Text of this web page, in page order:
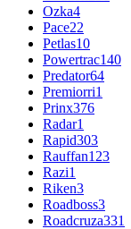
Ozka4
Pace22
Petlas10
Powertrac140
Predator64
Premiorri1
Prinx376
Radar1
Rapid303
Rauffan123
Razi1
Riken3
Roadboss3
Roadcruza331